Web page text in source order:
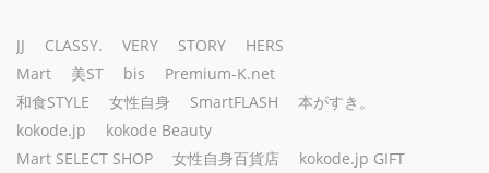
JJ CLASSY. VERY STORY
HERS
Mart
美ST bis
Premium-K.net
和食STYLE
女性自身 SmartFLASH
本がすき。
kokode.jp
kokode Beauty
Mart SELECT SHOP
女性自身百貨店 kokode.jp GIFT